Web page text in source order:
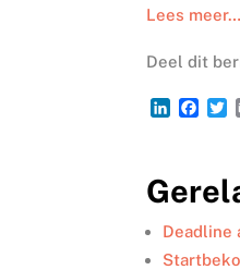
Lees meer…
Deel dit
L
e
d
I
n
F
b
o
o
k
T
t
e
r
Deadline